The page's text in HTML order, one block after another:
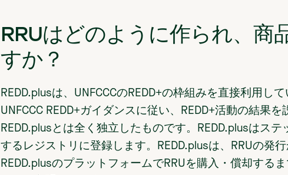
RRUはどのように作られ、商
すか？
REDD.plusは、UNFCCCのREDD+の枠組みを直接利用し
UNFCCC REDD+ガイダンスに従い、REDD+活動の結果
REDD.plusとは全く独立したものです。REDD.plusはス
するレジストリに登録します。REDD.plusは、RRUの発
REDD.plusのプラットフォームでRRUを購入・償却する